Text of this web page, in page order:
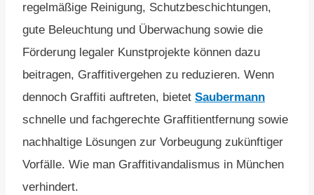
regelmäßige Reinigung, Schutzbeschichtungen,
gute Beleuchtung und Überwachung sowie die
Förderung legaler Kunstprojekte können dazu
beitragen, Graffitivergehen zu reduzieren. Wenn
dennoch Graffiti auftreten, bietet Saubermann
schnelle und fachgerechte Graffitientfernung sowie
nachhaltige Lösungen zur Vorbeugung zukünftiger
Vorfälle. Wie man Graffitivandalismus in München
verhindert.